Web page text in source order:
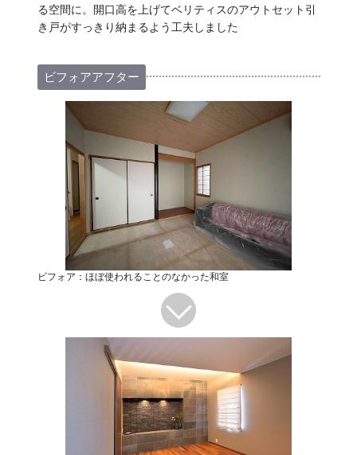
る空間に。開口高を上げてベリティスのアウトセット引
き戸がすっきり納まるよう工夫しました
ビフォアアフター
ビフォア：ほぼ使われることのなかった和室